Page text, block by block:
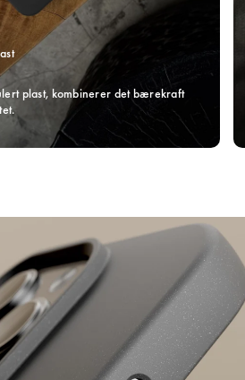
plast, kombinerer det bærekraft